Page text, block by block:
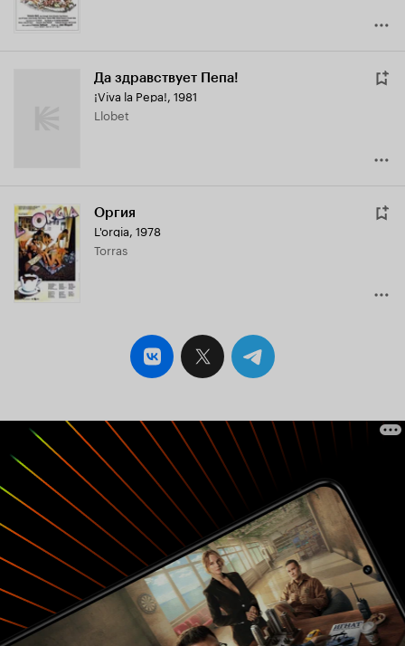
Да здравствует Пепа!
¡Viva la Pepa!, 1981
Llobet
Оргия
L'orgia, 1978
Torras